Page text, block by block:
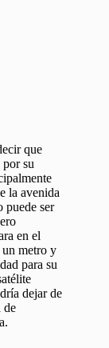
que
su
la avenida
ser
en el
metro y
para su
dejar de
de